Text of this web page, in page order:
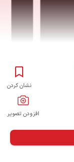
نشان کردن
افزودن تصویر